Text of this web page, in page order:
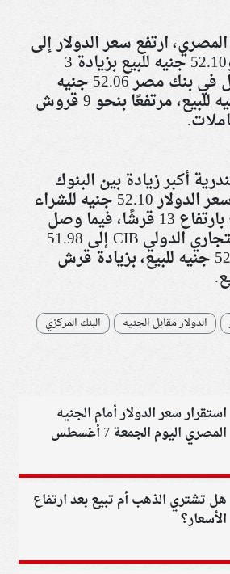
ارتفع سعر الدولار إلى
52 جنيهًا للشراء و52.10 جنيه للبيع بزيادة 3
قروش، بينما سجل في بنك مصر 52.06 جنيه
للشراء و52.16 جنيه للبيع، مرتفعًا بنحو 9 قروش
.
أكبر زيادة بين البنوك
الأربعة، حيث بلغ سعر الدولار 52.10 جنيه للشراء
و52.20 جنيه للبيع بارتفاع 13 قرشًا، فيما وصل
الدوليCIB إلى 51.98
جنيه للشراء و52.08 جنيه للبيع، بزيادة قرش
الدولار مقابل الجنيه البنك المركزي
استقرار سعر الدولار أمام الجنيه
المصري اليوم الجمعة 7 أغسطس
هل تشتري الذهب أم تبيع بعد ارتفاع
الأسعار؟